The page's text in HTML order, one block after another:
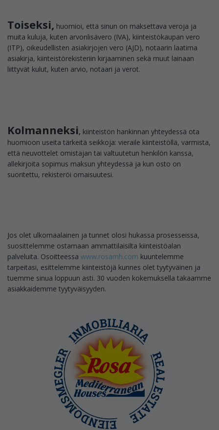
Toiseksi, huomioi, että sinun on maksettava veroja ja
muita kuluja, kuten arvonlisävero (IVA), kiinteistökaupan vero
(ITP), oikeudellisten asiakirjojen vero (AJD), notaarin laatima
asiakirja, kiinteistörekisteriin kirjaaminen sekä muut lainaan
liittyvät kulut, kuten arvio, notaari ja verot.
Kolmanneksi, kiinteistön hankinnan yhteydessä ota
huomioon useita tärkeitä seikkoja: vieraile kiinteistöllä, varmista,
että neuvottelet omistajan tai valtuutetun henkilön kanssa,
allekirjoita sopimus maksun yhteydessä ja kun osto on
suoritettu, rekisteröi omaisuutesi.
Jos olet ulkomaalainen ja tunnet olosi hukassa prosesseissa,
suosittelemme ostamaan ammattilaisilta kiinteistöalan
palveluita. Osoitteessa www.rosamh.com kuuntelemme
tarpeitasi, esittelemme kiinteistöjä kunnes olet tyytyväinen ja
tuemme sinua loppuun asti. 30 vuoden kokemuksella takaamme
asiakkaidemme tyytyväisyyden.